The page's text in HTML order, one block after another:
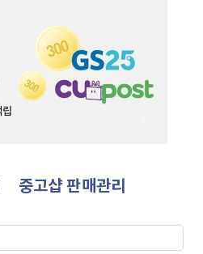
중고샵 판매관리